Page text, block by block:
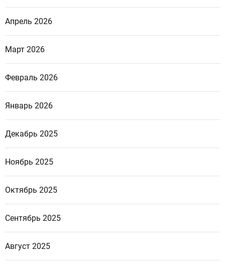
Апрель 2026
Март 2026
Февраль 2026
Январь 2026
Декабрь 2025
Ноябрь 2025
Октябрь 2025
Сентябрь 2025
Август 2025